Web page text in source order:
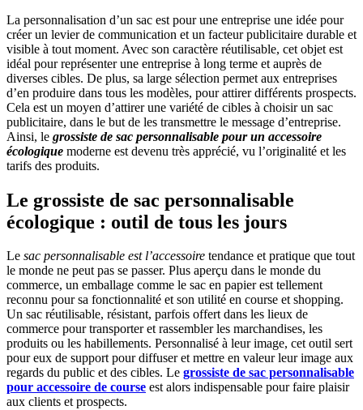
La personnalisation d’un sac est pour une entreprise une idée pour
créer un levier de communication et un facteur publicitaire durable et
visible à tout moment. Avec son caractère réutilisable, cet objet est
idéal pour représenter une entreprise à long terme et auprès de
diverses cibles. De plus, sa large sélection permet aux entreprises
d’en produire dans tous les modèles, pour attirer différents prospects.
Cela est un moyen d’attirer une variété de cibles à choisir un sac
publicitaire, dans le but de les transmettre le message d’entreprise.
Ainsi, le grossiste de sac personnalisable pour un accessoire
écologique moderne est devenu très apprécié, vu l’originalité et les
tarifs des produits.
Le grossiste de sac personnalisable
écologique : outil de tous les jours
Le sac personnalisable est l’accessoire tendance et pratique que tout
le monde ne peut pas se passer. Plus aperçu dans le monde du
commerce, un emballage comme le sac en papier est tellement
reconnu pour sa fonctionnalité et son utilité en course et shopping.
Un sac réutilisable, résistant, parfois offert dans les lieux de
commerce pour transporter et rassembler les marchandises, les
produits ou les habillements. Personnalisé à leur image, cet outil sert
pour eux de support pour diffuser et mettre en valeur leur image aux
regards du public et des cibles. Le grossiste de sac personnalisable
pour accessoire de course est alors indispensable pour faire plaisir
aux clients et prospects.